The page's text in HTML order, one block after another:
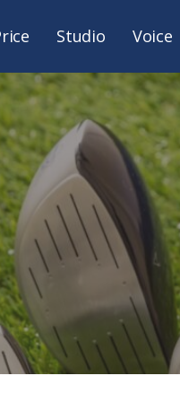
Studio Voice